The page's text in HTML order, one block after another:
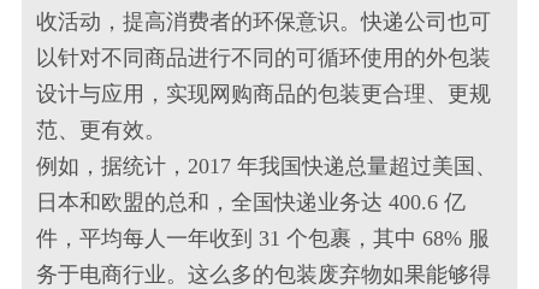
收活动，提高消费者的环保意识。快递公司也可
以针对不同商品进行不同的可循环使用的外包装
设计与应用，实现网购商品的包装更合理、更规
范、更有效。
例如，据统计，2017 年我国快递总量超过美国、
日本和欧盟的总和，全国快递业务达 400.6 亿
件，平均每人一年收到 31 个包裹，其中 68% 服
务于电商行业。这么多的包装废弃物如果能够得